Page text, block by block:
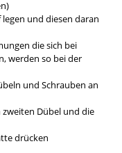
und diesen daran
die sich bei
werden so bei der
und Schrauben an
Dübel und die
drücken